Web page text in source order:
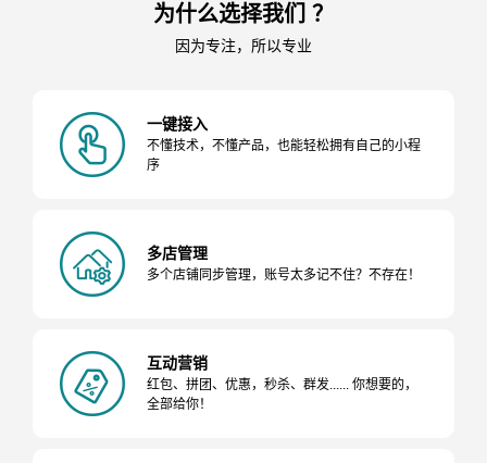
为什么选择我们 ？
因为专注，所以专业
一键接入
不懂技术，不懂产品，也能轻松拥有自己的小程
序
多店管理
多个店铺同步管理，账号太多记不住？不存在！
互动营销
红包、拼团、优惠，秒杀、群发...... 你想要的，
全部给你！